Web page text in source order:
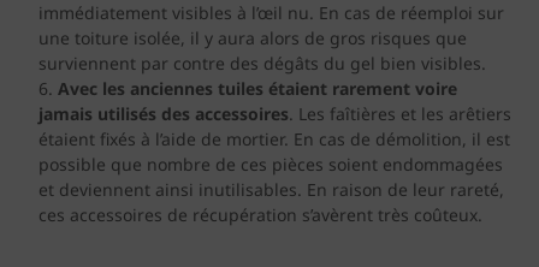
immédiatement visibles à l’œil nu. En cas de réemploi sur
une toiture isolée, il y aura alors de gros risques que
surviennent par contre des dégâts du gel bien visibles.
Avec les anciennes tuiles étaient rarement voire
jamais utilisés des accessoires. Les faîtières et les arêtiers
étaient fixés à l’aide de mortier. En cas de démolition, il est
possible que nombre de ces pièces soient endommagées
et deviennent ainsi inutilisables. En raison de leur rareté,
ces accessoires de récupération s’avèrent très coûteux.